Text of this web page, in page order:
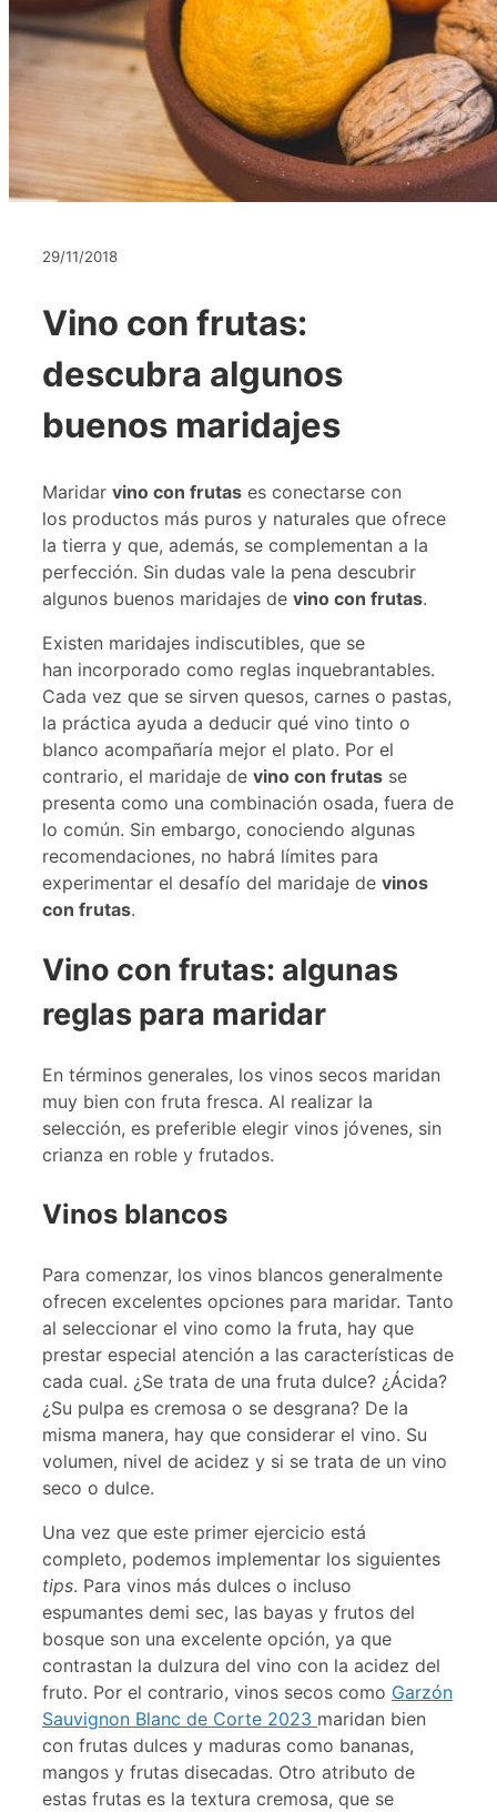
29/11/2018
Vino con frutas:
descubra algunos
buenos maridajes
Maridar vino con frutas es conectarse con
los productos más puros y naturales que ofrece
la tierra y que, además, se complementan a la
perfección. Sin dudas vale la pena descubrir
algunos buenos maridajes de vino con frutas.
Existen maridajes indiscutibles, que se
han incorporado como reglas inquebrantables.
Cada vez que se sirven quesos, carnes o pastas,
la práctica ayuda a deducir qué vino tinto o
blanco acompañaría mejor el plato. Por el
contrario, el maridaje de vino con frutas se
presenta como una combinación osada, fuera de
lo común. Sin embargo, conociendo algunas
recomendaciones, no habrá límites para
experimentar el desafío del maridaje de vinos
con frutas.
Vino con frutas: algunas
reglas para maridar
En términos generales, los vinos secos maridan
muy bien con fruta fresca. Al realizar la
selección, es preferible elegir vinos jóvenes, sin
crianza en roble y frutados.
Vinos blancos
Para comenzar, los vinos blancos generalmente
ofrecen excelentes opciones para maridar. Tanto
al seleccionar el vino como la fruta, hay que
prestar especial atención a las características de
cada cual. ¿Se trata de una fruta dulce? ¿Ácida?
¿Su pulpa es cremosa o se desgrana? De la
misma manera, hay que considerar el vino. Su
volumen, nivel de acidez y si se trata de un vino
seco o dulce.
Una vez que este primer ejercicio está
completo, podemos implementar los siguientes
tips. Para vinos más dulces o incluso
espumantes demi sec, las bayas y frutos del
bosque son una excelente opción, ya que
contrastan la dulzura del vino con la acidez del
fruto. Por el contrario, vinos secos como Garzón
Sauvignon Blanc de Corte 2023 maridan bien
con frutas dulces y maduras como bananas,
mangos y frutas disecadas. Otro atributo de
estas frutas es la textura cremosa, que se